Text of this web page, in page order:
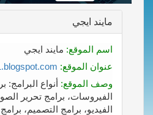
مايند ايجي
اسم الموقع: مايند ايجي
عنوان الموقع:
وصف الموقع: أنواع البرامج:
الفيروسات، برامج تحرير
الفيديو، برامج التصميم، برامج